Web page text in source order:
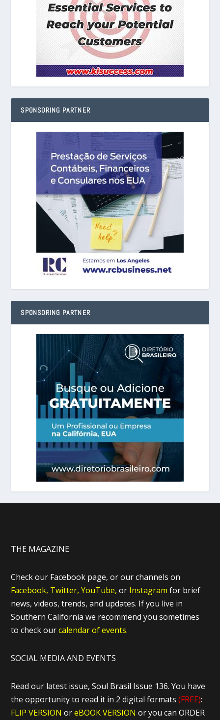
SPONSORING PARTNER
SPONSORING PARTNER
THE MAGAZINE
Check our Facebook page, or our channels on
Facebook, Twitter, YouTube, or Instagram for brief
news, videos, trends, and updates. If you live in
Southern California we recommend you sometimes
to check ourcalendar of events.
SOCIAL MEDIA AND EVENTS
Read our latest issue, Soul Brasil Issue 136. You have
the opportunity to read it in 2 digital formats(FREE):
FLIP VERSION oreBOOK VERSIONor you can ORDER